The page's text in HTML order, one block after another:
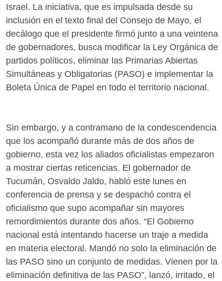
Israel. La iniciativa, que es impulsada desde su
inclusión en el texto final del Consejo de Mayo, el
decálogo que el presidente firmó junto a una veintena
de gobernadores, busca modificar la Ley Orgánica de
partidos políticos, eliminar las Primarias Abiertas
Simultáneas y Obligatorias (PASO) e implementar la
Boleta Única de Papel en todo el territorio nacional.
Sin embargo, y a contramano de la condescendencia
que los acompañó durante más de dos años de
gobierno, esta vez los aliados oficialistas empezaron
a mostrar ciertas reticencias. El gobernador de
Tucumán, Osvaldo Jaldo, habló este lunes en
conferencia de prensa y se despachó contra el
oficialismo que supo acompañar sin mayores
remordimientos durante dos años. “El Gobierno
nacional está intentando hacerse un traje a medida
en materia electoral. Mandó no solo la eliminación de
las PASO sino un conjunto de medidas. Vienen por la
eliminación definitiva de las PASO”, lanzó, irritado, el